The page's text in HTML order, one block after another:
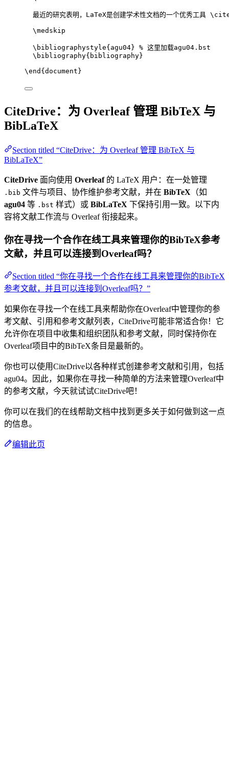
最近的研究表明，LaTeX是创建学术性文档的一个优秀工具
\medskip
\bibliographystyle{agu04} % 这里加载agu04.bst
\bibliography{bibliography}
\end { document }
CiteDrive：为 Overleaf 管理 BibTeX 与
BibLaTeX
Section titled “CiteDrive：为 Overleaf 管理 BibTeX 与
BibLaTeX”
CiteDrive 面向使用 Overleaf的 LaTeX 用户：在一处管理
.bib 文件与项目、协作维护参考文献，并在 BibTeX （如
agu04 等 .bst 样式）或 BibLaTeX 下保持引用一致。以下内
容将文献工作流与 Overleaf 衔接起来。
你在寻找一个合作在线工具来管理你的BibTeX参考
文献，并且可以连接到Overleaf吗？
Section titled “你在寻找一个合作在线工具来管理你的BibTeX
参考文献，并且可以连接到Overleaf吗？”
如果你在寻找一个在线工具来帮助你在Overleaf中管理你的参
考文献、引用和参考文献列表，CiteDrive可能非常适合你！它
允许你在项目中收集和组织团队和参考文献，同时保持你在
Overleaf项目中的BibTeX条目是最新的。
你也可以使用CiteDrive以各种样式创建参考文献和引用，包括
agu04。因此，如果你在寻找一种简单的方法来管理Overleaf中
的参考文献，今天就试试CiteDrive吧！
你可以在我们的在线帮助文档中找到更多关于如何做到这一点
的信息。
编辑此页